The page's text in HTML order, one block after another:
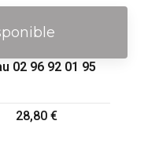
02 96 92 01 95
28,80 €